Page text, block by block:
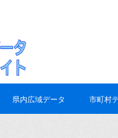
県内広域データ 市町村